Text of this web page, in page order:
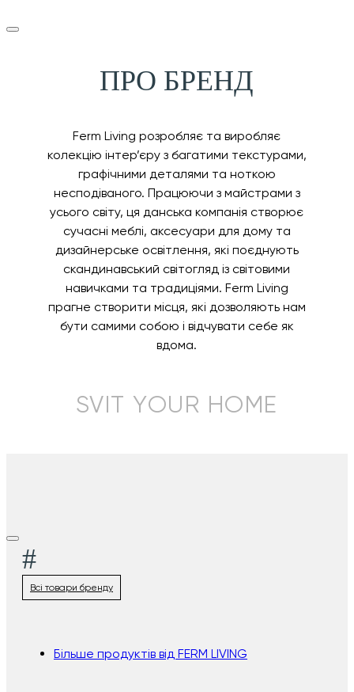
ПРО БРЕНД
Ferm Living розробляє та виробляє
колекцію інтер’єру з багатими текстурами,
графічними деталями та ноткою
несподіваного. Працюючи з майстрами з
усього світу, ця данська компанія створює
сучасні меблі, аксесуари для дому та
дизайнерське освітлення, які поєднують
скандинавський світогляд із світовими
навичками та традиціями. Ferm Living
прагне створити місця, які дозволяють нам
бути самими собою і відчувати себе як
вдома.
SVIT YOUR HOME
#
Всі товари бренду
Більше продуктів від FERM LIVING